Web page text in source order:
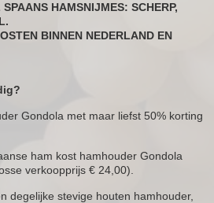
HAMSNIJMES: SCHERP,
BINNEN NEDERLAND EN
Gondola met maar liefst 50% korting
ham kost hamhouder Gondola
verkoopprijs € 24,00).
degelijke stevige houten hamhouder,